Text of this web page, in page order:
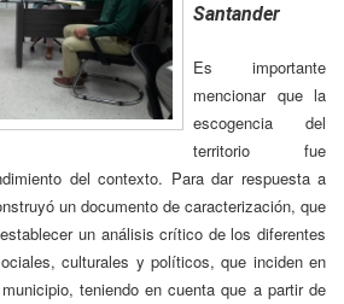
Santander
Es importante
mencionar que la
escogencia del
territorio fue
del contexto. Para dar respuesta a
un documento de caracterización, que
un análisis crítico de los diferentes
culturales y políticos, que inciden en
teniendo en cuenta que a partir de